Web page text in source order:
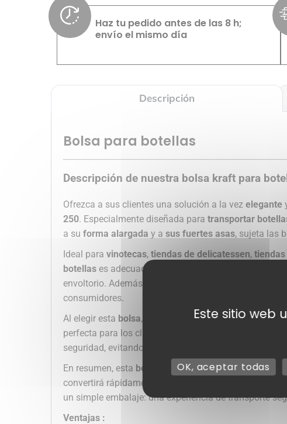
Haz tu pedido antes de las 8 h;
envío el mismo día
Descripción
Bolsa para botellas
Descripción de nuestra bolsa kraft para
Ofrezca a sus clientes una solución a la vez elegante
250. Especialmente diseñada para transportar
a su forma alargada y a sus fuertes asas, sujeta las
Ideal para vinotecas, tiendas de delicatessen,
botellas es adecuada para todas las ocasiones. Ya
envoltorio. Además, su
consumidores.
Al elegir esta bolsa, también está optando por una
perfecta para los clientes concienciados con el
seguridad, evitando cualquier riesgo de rotura durante
En resumen, esta bolsa kraft parabotellas combina
convertirá rápidamente en un elemento
un simple embalaje: una experiencia de transporte
Ventajas :
Este sitio web
OK, aceptar todas